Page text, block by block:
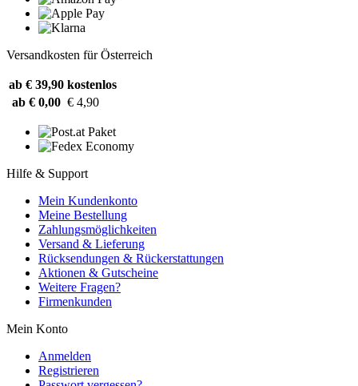
Versandkosten für Österreich
ab € 39,90 kostenlos
ab € 0,00 € 4,90
Hilfe & Support
Mein Kundenkonto
Meine Bestellung
Zahlungsmöglichkeiten
Versand & Lieferung
Rücksendungen & Rückerstattungen
Aktionen & Gutscheine
Weitere Fragen?
Firmenkunden
Mein Konto
Anmelden
Registrieren